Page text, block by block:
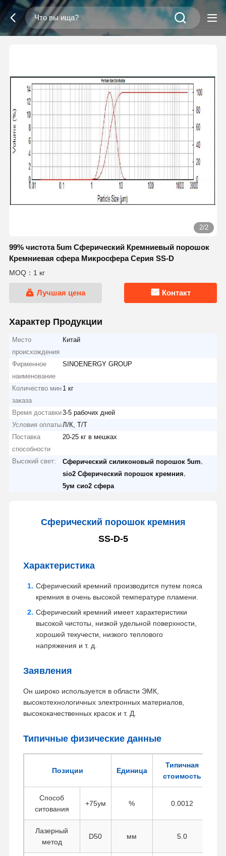
2/2
99% чистота 5um Сферический Кремниевый порошок
Кремниевая сфера Микросфера Серия SS-D
MOQ：1 кг
Лучшая цена Контакт
Характер Продукции
Место
происхождения
Китай
Фирменное
наименование
SINOENERGY GROUP
Количество мин
заказа
1 кг
Время доставки3-5 рабочих дней
Условия оплаты Л/К, Т/Т
Поставка
способности
20-25 кг в мешках
Высокий свет: Сферический силиконовый порошок 5um
sio2 Сферический порошок кремния
5ум сио2 сфера
Сферический порошок кремния
SS-D-5
Характеристика
Сферический кремний производится путем пояса
кремния в очень высокой температуре пламени.
Сферический кремний имеет характеристики
высокой чистоты, низкой удельной поверхности,
хорошей текучести, низкого теплового
напряжения и т. д.
Заявления
Он широко используется в области ЭМК,
высокотехнологичных электронных материалов,
высококачественных красок и т. Д.
Типичные физические данные
Позиции Единица
Типичная
стоимость
Способ
ситования
+75ум % 0.0012
Лазерный
метод
D50 мм 5.0